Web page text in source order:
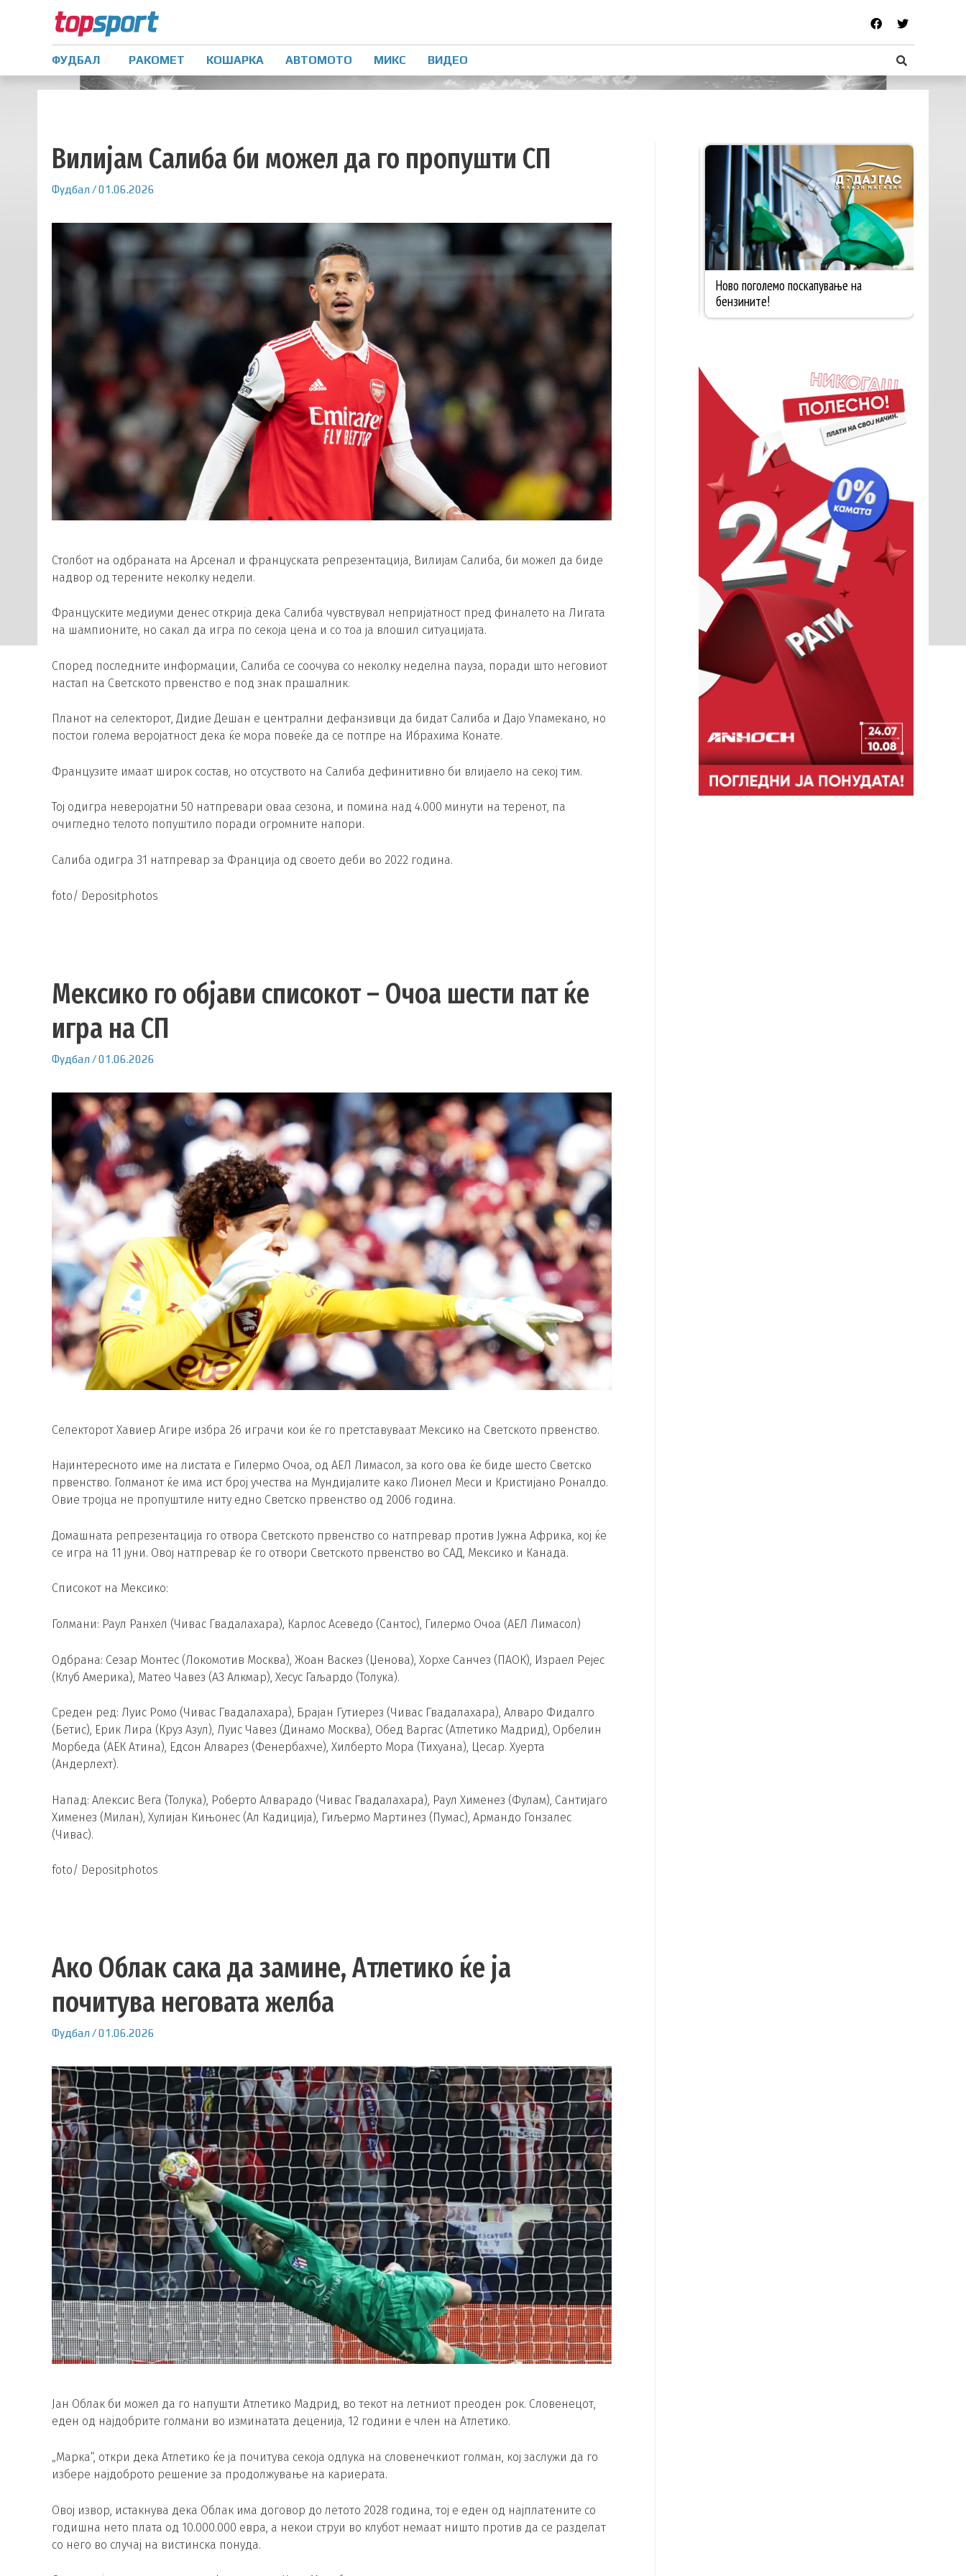
ФУДБАЛ РАКОМЕТ КОШАРКА АВТОМОТО МИКС ВИДЕО
Вилијам Салиба би можел да го пропушти СП
Фудбал /01.06.2026
Столбот на одбраната на Арсенал и француската репрезентација, Вилијам Салиба, би можел да биде
надвор од терените неколку недели.
Француските медиуми денес открија дека Салиба чувствувал непријатност пред финалето на Лигата
на шампионите, но сакал да игра по секоја цена и со тоа ја влошил ситуацијата.
Според последните информации, Салиба се соочува со неколку неделна пауза, поради што неговиот
настап на Светското првенство е под знак прашалник.
Планот на селекторот, Дидие Дешан е централни дефанзивци да бидат Салиба и Дајо Упамекано, но
постои голема веројатност дека ќе мора повеќе да се потпре на Ибрахима Конате.
Французите имаат широк состав, но отсуството на Салиба дефинитивно би влијаело на секој тим.
Тој одигра неверојатни 50 натпревари оваа сезона, и помина над 4.000 минути на теренот, па
очигледно телото попуштило поради огромните напори.
Салиба одигра 31 натпревар за Франција од своето деби во 2022 година.
foto/ Depositphotos
Мексико го објави списокот – Очоа шести пат ќе
игра на СП
Фудбал /01.06.2026
Селекторот Хавиер Агире избра 26 играчи кои ќе го претставуваат Мексико на Светското првенство.
Најинтересното име на листата е Гилермо Очоа, од АЕЛ Лимасол, за кого ова ќе биде шесто Светско
првенство. Голманот ќе има ист број учества на Мундијалите како Лионел Меси и Кристијано Роналдо.
Овие тројца не пропуштиле ниту едно Светско првенство од 2006 година.
Домашната репрезентација го отвора Светското првенство со натпревар против Јужна Африка, кој ќе
се игра на 11 јуни. Овој натпревар ќе го отвори Светското првенство во САД, Мексико и Канада.
Списокот на Мексико:
Голмани: Раул Ранхел (Чивас Гвадалахара), Карлос Асеведо (Сантос), Гилермо Очоа (АЕЛ Лимасол)
Одбрана: Сезар Монтес (Локомотив Москва), Жоан Васкез (Џенова), Хорхе Санчез (ПАОК), Израел Рејес
(Клуб Америка), Матео Чавез (АЗ Алкмар), Хесус Гаљардо (Толука).
Среден ред: Луис Ромо (Чивас Гвадалахара), Брајан Гутиерез (Чивас Гвадалахара), Алваро Фидалго
(Бетис), Ерик Лира (Круз Азул), Луис Чавез (Динамо Москва), Обед Варгас (Атлетико Мадрид), Орбелин
Морбеда (АЕК Атина), Едсон Алварез (Фенербахче), Хилберто Мора (Тихуана), Цесар. Хуерта
(Андерлехт).
Напад: Алексис Вега (Толука), Роберто Алварадо (Чивас Гвадалахара), Раул Хименез (Фулам), Сантијаго
Хименез (Милан), Хулијан Кињонес (Ал Кадиција), Гиљермо Мартинез (Пумас), Армандо Гонзалес
(Чивас).
foto/ Depositphotos
Ако Облак сака да замине, Атлетико ќе ја
почитува неговата желба
Фудбал /01.06.2026
Јан Облак би можел да го напушти Атлетико Мадрид, во текот на летниот преоден рок. Словенецот,
еден од најдобрите голмани во изминатата деценија, 12 години е член на Атлетико.
„Марка“, откри дека Атлетико ќе ја почитува секоја одлука на словенечкиот голман, кој заслужи да го
избере најдоброто решение за продолжување на кариерата.
Овој извор, истакнува дека Облак има договор до летото 2028 година, тој е еден од најплатените со
годишна нето плата од 10.000.000 евра, а некои струи во клубот немаат ништо против да се разделат
со него во случај на вистинска понуда.